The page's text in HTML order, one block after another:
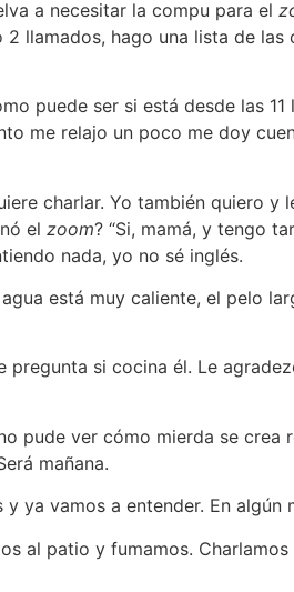
a necesitar la compu para el
llamados, hago una lista de las
puede ser si está desde las
me relajo un poco me doy
charlar. Yo también quiero
el zoom? “Si, mamá, y tengo
nada, yo no sé inglés.
está muy caliente, el pelo
si cocina él. Le
pude ver cómo mierda se crea
mañana.
ya vamos a entender. En algún
al patio y fumamos.